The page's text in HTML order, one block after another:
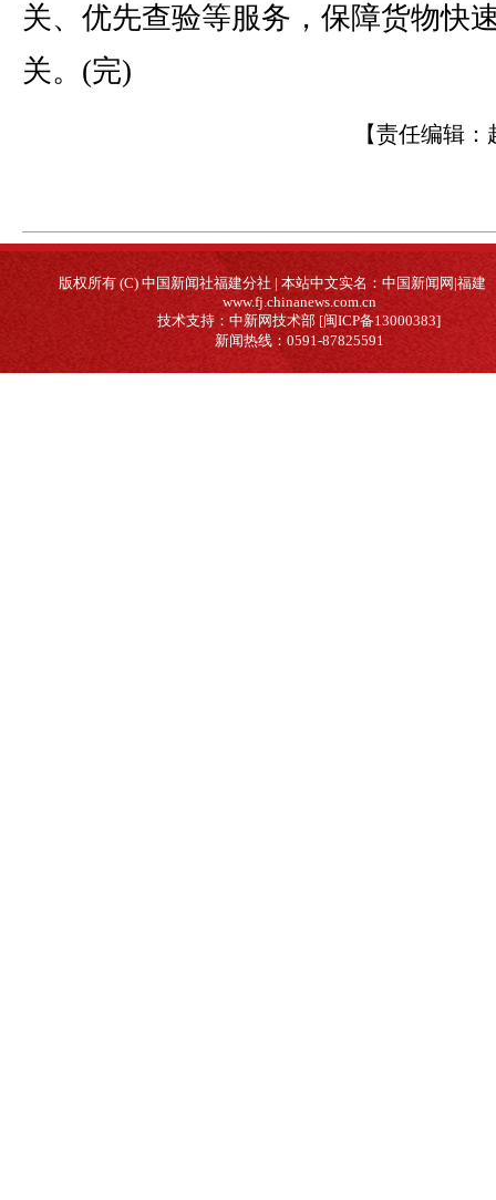
关、优先查验等服务，保障货物快
关。(完)
【责任编辑：
版权所有 (C) 中国新闻社福建分社 | 本站中文实名：中国新闻网|福建
www.fj.chinanews.com.cn
技术支持：中新网技术部 [闽ICP备13000383]
新闻热线：0591-87825591